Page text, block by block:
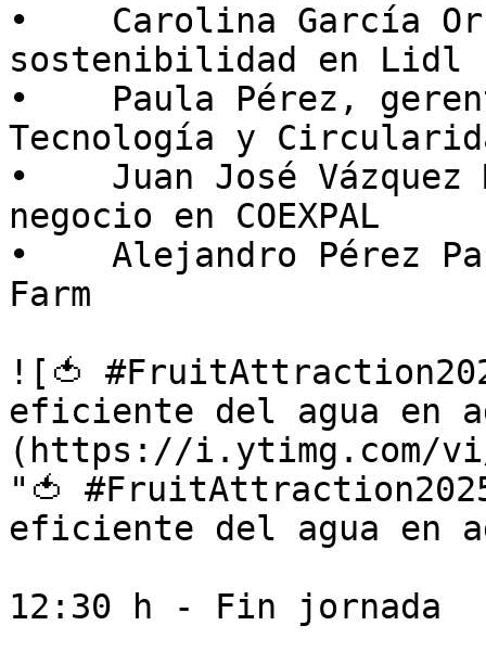
•    Carolina García
sostenibilidad en
•    Paula Pérez,
Tecnología y
•    Juan José
negocio en COEXPAL
•    Alejandro Pérez
Farm
![🍅
eficiente del agua en
(https://i.ytimg.com/vi/
"🍅
eficiente del agua en
12:30 h - Fin jornada